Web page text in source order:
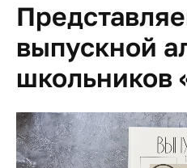
выпускной
школьников
Видеоплеер